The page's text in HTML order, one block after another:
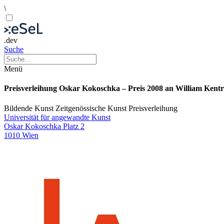
\
.dev
Suche
Menü
Preisverleihung Oskar Kokoschka – Preis 2008 an William
Bildende Kunst Zeitgenössische Kunst Preisverleihung
Universität für angewandte Kunst
Oskar Kokoschka Platz 2
1010 Wien